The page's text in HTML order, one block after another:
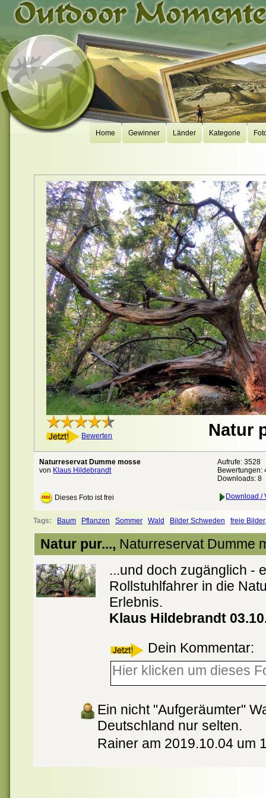
Home Gewinner Länder Kategorie
Bewerten Natur
Naturreservat Dumme mosse
von Klaus Hildebrandt
Aufrufe: 3528
Bewertungen:
Downloads: 8
Dieses Foto ist frei Download /
Tags: Baum Pflanzen Sommer Wald Bilder Schweden freie
Natur pur..., Naturreservat Dumme
...und doch zugänglich -
Rollstuhlfahrer in die
Erlebnis.
Klaus Hildebrandt
Dein Kommentar:
Ein nicht "Aufgeräumter"
Deutschland nur selten.
Rainer am 2019.10.04 um